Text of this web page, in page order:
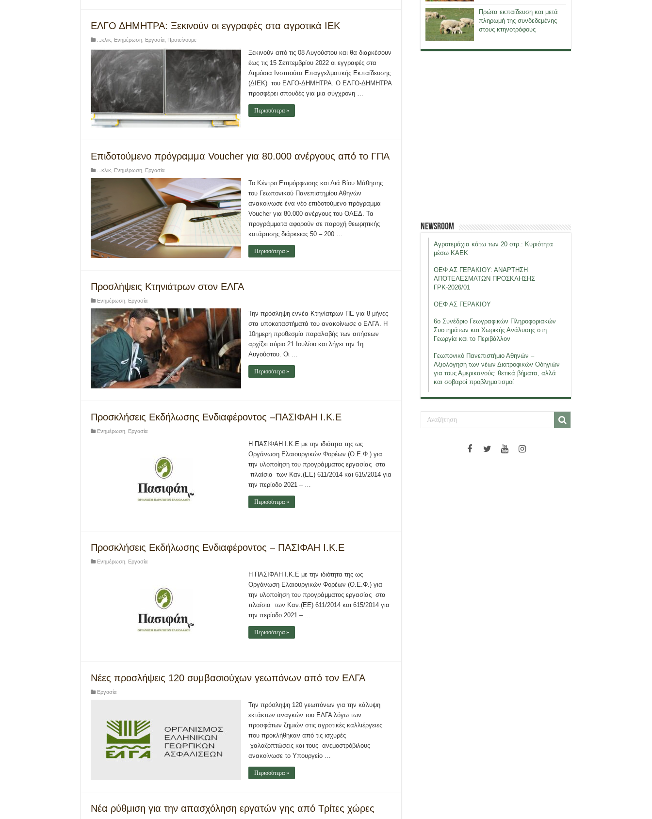
ΕΛΓΟ ΔΗΜΗΤΡΑ: Ξεκινούν οι εγγραφές στα αγροτικά ΙΕΚ
...κλικ Ενημέρωση Εργασία Προτείνουμε
Ξεκινούν από τις 08 Αυγούστου και θα διαρκέσουν
έως τις 15 Σεπτεμβρίου 2022 οι εγγραφές στα
Δημόσια Ινστιτούτα Επαγγελματικής Εκπαίδευσης
(ΔΙΕΚ) του ΕΛΓΟ-ΔΗΜΗΤΡΑ. Ο ΕΛΓΟ-ΔΗΜΗΤΡΑ
προσφέρει σπουδές για μια σύγχρονη …
Περισσότερα »
Επιδοτούμενο πρόγραμμα Voucher για 80.000 ανέργους από το ΓΠΑ
...κλικ Ενημέρωση Εργασία
Το Κέντρο Επιμόρφωσης και Διά Βίου Μάθησης
του Γεωπονικού Πανεπιστημίου Αθηνών
ανακοίνωσε ένα νέο επιδοτούμενο πρόγραμμα
Voucher για 80.000 ανέργους του ΟΑΕΔ. Τα
προγράμματα αφορούν σε παροχή θεωρητικής
κατάρτισης διάρκειας 50 – 200 …
Περισσότερα »
Προσλήψεις Κτηνιάτρων στον ΕΛΓΑ
Ενημέρωση Εργασία
Την πρόσληψη εννέα Κτηνίατρων ΠΕ για 8 μήνες
στα υποκαταστήματά του ανακοίνωσε ο ΕΛΓΑ. Η
10ημερη προθεσμία παραλαβής των αιτήσεων
αρχίζει αύριο 21 Ιουλίου και λήγει την 1η
Αυγούστου. Οι …
Περισσότερα »
Προσκλήσεις Εκδήλωσης Ενδιαφέροντος –ΠΑΣΙΦΑΗ Ι.Κ.Ε
Ενημέρωση Εργασία
Η ΠΑΣΙΦΑΗ Ι.Κ.Ε με την ιδιότητα της ως
Οργάνωση Ελαιουργικών Φορέων (Ο.Ε.Φ.) για
την υλοποίηση του προγράμματος εργασίας στα
πλαίσια των Καν.(ΕΕ) 611/2014 και 615/2014 για
την περίοδο 2021 – …
Περισσότερα »
Προσκλήσεις Εκδήλωσης Ενδιαφέροντος – ΠΑΣΙΦΑΗ Ι.Κ.Ε
Ενημέρωση Εργασία
Η ΠΑΣΙΦΑΗ Ι.Κ.Ε με την ιδιότητα της ως
Οργάνωση Ελαιουργικών Φορέων (Ο.Ε.Φ.) για
την υλοποίηση του προγράμματος εργασίας στα
πλαίσια των Καν.(ΕΕ) 611/2014 και 615/2014 για
την περίοδο 2021 – …
Περισσότερα »
Νέες προσλήψεις 120 συμβασιούχων γεωπόνων από τον ΕΛΓΑ
Εργασία
Την πρόσληψη 120 γεωπόνων για την κάλυψη
εκτάκτων αναγκών του ΕΛΓΑ λόγω των
προσφάτων ζημιών στις αγροτικές καλλιέργειες
που προκλήθηκαν από τις ισχυρές
χαλαζοπτώσεις και τους ανεμοστρόβιλους
ανακοίνωσε το Υπουργείο …
Περισσότερα »
Νέα ρύθμιση για την απασχόληση εργατών γης από Τρίτες χώρες
Πρώτα εκπαίδευση και μετά
πληρωμή της συνδεδεμένης
στους κτηνοτρόφους
Newsroom
Αγροτεμάχια κάτω των 20 στρ.: Κυριότητα
μέσω ΚΑΕΚ
ΟΕΦ ΑΣ ΓΕΡΑΚΙΟΥ: ΑΝΑΡΤΗΣΗ
ΑΠΟΤΕΛΕΣΜΑΤΩΝ ΠΡΟΣΚΛΗΣΗΣ
ΓΡΚ-2026/01
ΟΕΦ ΑΣ ΓΕΡΑΚΙΟΥ
6ο Συνέδριο Γεωγραφικών Πληροφοριακών
Συστημάτων και Χωρικής Ανάλυσης στη
Γεωργία και το Περιβάλλον
Γεωπονικό Πανεπιστήμιο Αθηνών –
Αξιολόγηση των νέων Διατροφικών Οδηγιών
για τους Αμερικανούς: θετικά βήματα, αλλά
και σοβαροί προβληματισμοί